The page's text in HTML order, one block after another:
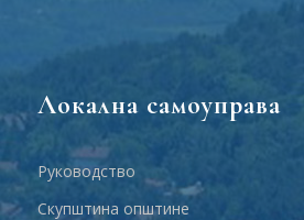
Локална самоуправа
Руководство
Скупштина општине